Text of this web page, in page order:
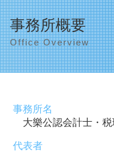
事務所概要
Office Overview
事務所名
大樂公認会計士・
代表者